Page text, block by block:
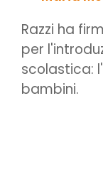
Razzi ha
per
scolastica:
bambini.